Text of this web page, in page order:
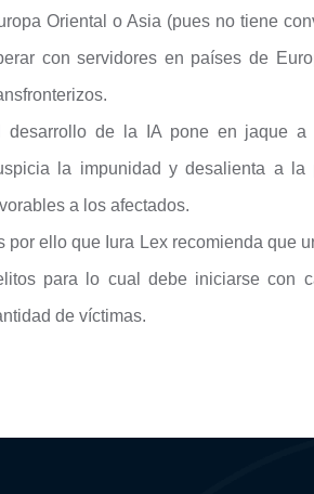
Oriental o Asia (pues no tiene
con servidores en países de
desarrollo de la IA pone en jaque a
la impunidad y desalienta a
a los afectados.
por ello que Iura Lex recomienda que
para lo cual debe iniciarse con
de víctimas.